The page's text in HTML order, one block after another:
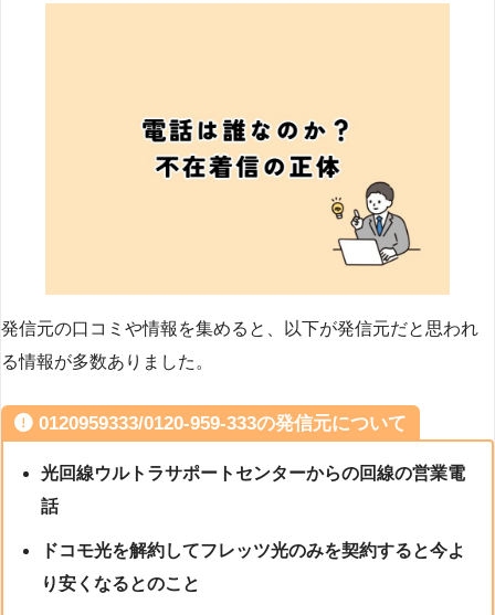
発信元の口コミや情報を集めると、以下が発信元だと思われ
る情報が多数ありました。
0120959333/0120-959-333の発信元について
光回線ウルトラサポートセンターからの回線の営業電
話
ドコモ光を解約してフレッツ光のみを契約すると今よ
り安くなるとのこと